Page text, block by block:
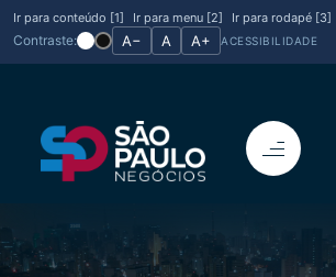
Ir para conteúdo [1] Ir para menu [2] Ir para rodapé [3]
Contraste: A− A A+ ACESSIBILIDADE